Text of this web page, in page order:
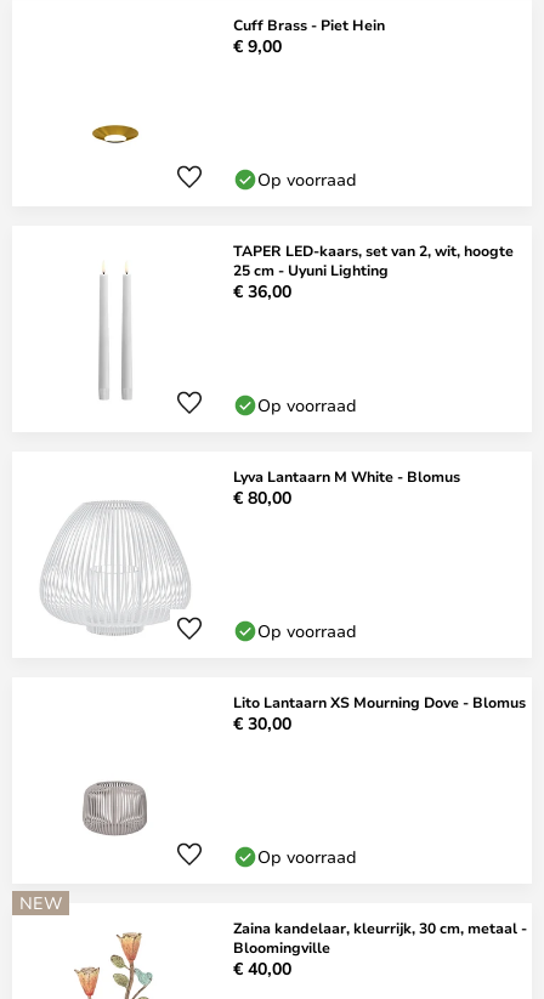
Cuff Brass - Piet Hein
€ 9,00
Op voorraad
TAPER LED-kaars, set van 2, wit, hoogte
25 cm - Uyuni Lighting
€ 36,00
Op voorraad
Lyva Lantaarn M White - Blomus
€ 80,00
Op voorraad
Lito Lantaarn XS Mourning Dove - Blomus
€ 30,00
Op voorraad
NEW
Zaina kandelaar, kleurrijk, 30 cm, metaal -
Bloomingville
€ 40,00